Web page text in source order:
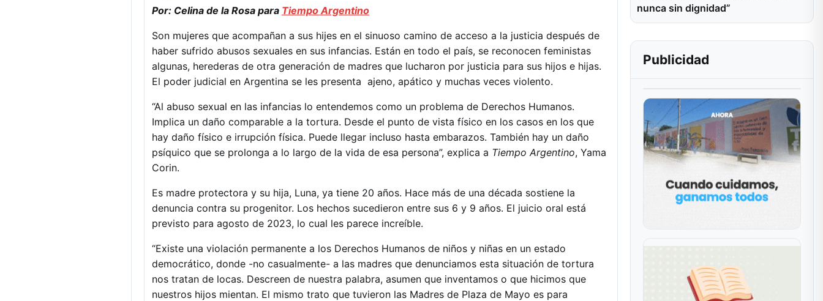
Por: Celina de la Rosa para Tiempo Argentino
Son mujeres que acompañan a sus hijes en el sinuoso camino de acceso a la justicia después de
haber sufrido abusos sexuales en sus infancias. Están en todo el país, se reconocen feministas
algunas, herederas de otra generación de madres que lucharon por justicia para sus hijos e hijas.
El poder judicial en Argentina se les presenta ajeno, apático y muchas veces violento.
“Al abuso sexual en las infancias lo entendemos como un problema de Derechos Humanos.
Implica un daño comparable a la tortura. Desde el punto de vista físico en los casos en los que
hay daño físico e irrupción física. Puede llegar incluso hasta embarazos. También hay un daño
psíquico que se prolonga a lo largo de la vida de esa persona”, explica a Tiempo Argentino, Yama
Corin.
Es madre protectora y su hija, Luna, ya tiene 20 años. Hace más de una década sostiene la
denuncia contra su progenitor. Los hechos sucedieron entre sus 6 y 9 años. El juicio oral está
previsto para agosto de 2023, lo cual les parece increíble.
“Existe una violación permanente a los Derechos Humanos de niños y niñas en un estado
democrático, donde -no casualmente- a las madres que denunciamos esta situación de tortura
nos tratan de locas. Descreen de nuestra palabra, asumen que inventamos o que hicimos que
nuestros hijos mientan. El mismo trato que tuvieron las Madres de Plaza de Mayo es para
nunca sin dignidad”
Publicidad